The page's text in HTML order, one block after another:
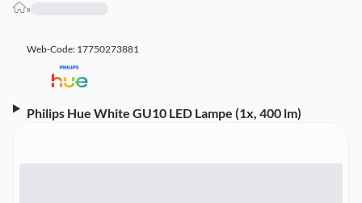
»
Web-Code: 17750273881
Philips Hue White GU10 LED Lampe (1x, 400 lm)